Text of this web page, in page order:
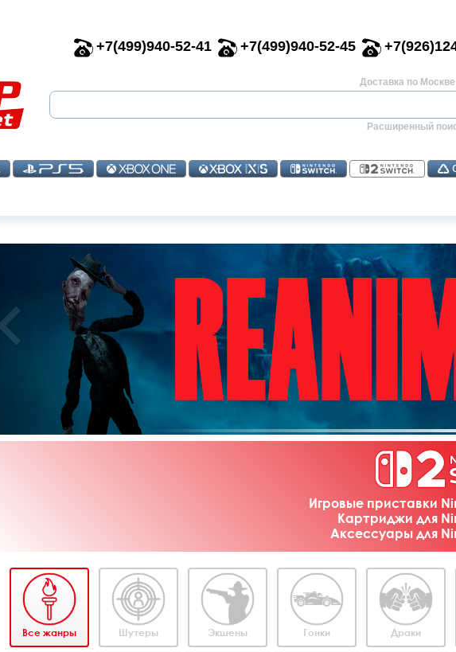
+7(499)940-52-41 +7(499)940-52-45
Доставка по
Расширенный
Игровые приставки
Картриджи для
Аксессуары для
Все жанры Шутеры Экшены Гонки Драки